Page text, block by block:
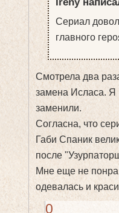
Сериал
главного
Смотрела два
замена Исласа. Я
заменили.
Согласна, что
Габи Спаник
после
Мне еще не
одевалась и
0